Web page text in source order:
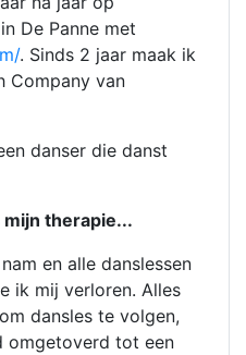
De Panne met
. Sinds 2 jaar maak ik
Company van
danser die danst
mijn therapie...
en alle danslessen
ik mij verloren. Alles
dansles te volgen,
tot een